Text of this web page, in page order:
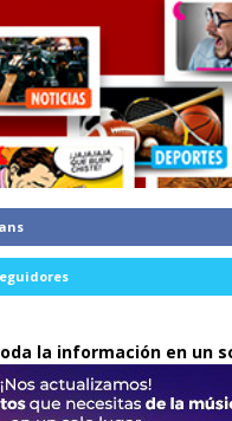
la información en un